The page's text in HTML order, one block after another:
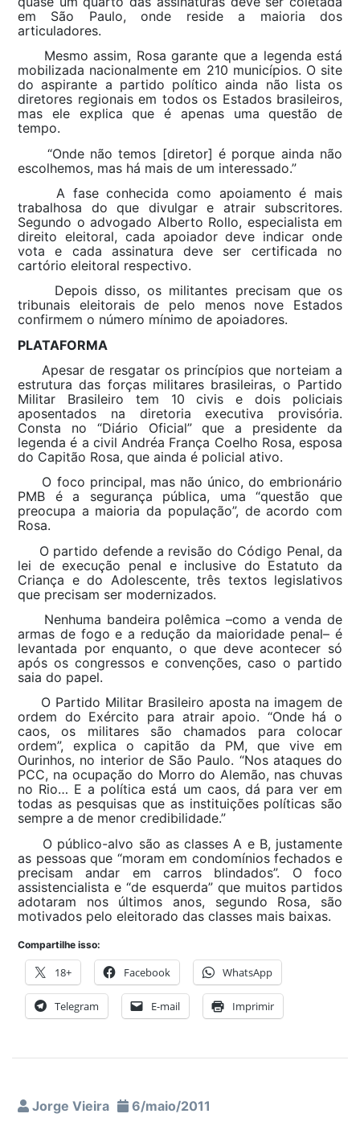
em São Paulo, onde reside a maioria dos
articuladores.
Mesmo assim, Rosa garante que a legenda está
mobilizada nacionalmente em 210 municípios. O site
do aspirante a partido político ainda não lista os
diretores regionais em todos os Estados brasileiros,
mas ele explica que é apenas uma questão de
tempo.
“Onde não temos [diretor] é porque ainda não
escolhemos, mas há mais de um interessado.”
A fase conhecida como apoiamento é mais
trabalhosa do que divulgar e atrair subscritores.
Segundo o advogado Alberto Rollo, especialista em
direito eleitoral, cada apoiador deve indicar onde
vota e cada assinatura deve ser certificada no
cartório eleitoral respectivo.
Depois disso, os militantes precisam que os
tribunais eleitorais de pelo menos nove Estados
confirmem o número mínimo de apoiadores.
PLATAFORMA
Apesar de resgatar os princípios que norteiam a
estrutura das forças militares brasileiras, o Partido
Militar Brasileiro tem 10 civis e dois policiais
aposentados na diretoria executiva provisória.
Consta no “Diário Oficial” que a presidente da
legenda é a civil Andréa França Coelho Rosa, esposa
do Capitão Rosa, que ainda é policial ativo.
O foco principal, mas não único, do embrionário
PMB é a segurança pública, uma “questão que
preocupa a maioria da população”, de acordo com
Rosa.
O partido defende a revisão do Código Penal, da
lei de execução penal e inclusive do Estatuto da
Criança e do Adolescente, três textos legislativos
que precisam ser modernizados.
Nenhuma bandeira polêmica –como a venda de
armas de fogo e a redução da maioridade penal– é
levantada por enquanto, o que deve acontecer só
após os congressos e convenções, caso o partido
saia do papel.
O Partido Militar Brasileiro aposta na imagem de
ordem do Exército para atrair apoio. “Onde há o
caos, os militares são chamados para colocar
ordem”, explica o capitão da PM, que vive em
Ourinhos, no interior de São Paulo. “Nos ataques do
PCC, na ocupação do Morro do Alemão, nas chuvas
no Rio… E a política está um caos, dá para ver em
todas as pesquisas que as instituições políticas são
sempre a de menor credibilidade.”
O público-alvo são as classes A e B, justamente
as pessoas que “moram em condomínios fechados e
precisam andar em carros blindados”. O foco
assistencialista e “de esquerda” que muitos partidos
adotaram nos últimos anos, segundo Rosa, são
motivados pelo eleitorado das classes mais baixas.
Compartilhe isso:
18+ Facebook WhatsApp
Telegram E-mail Imprimir
Jorge Vieira 6/maio/2011